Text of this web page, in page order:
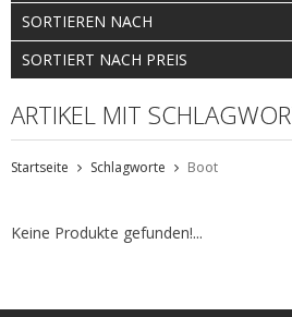
SORTIEREN NACH
SORTIERT NACH PREIS
ARTIKEL MIT
Startseite Schlagworte Boot
Keine Produkte gefunden!...